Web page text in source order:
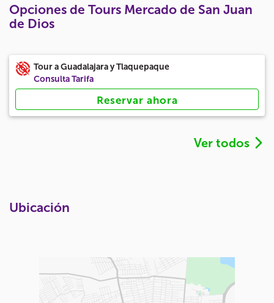
Opciones de Tours Mercado de San Juan
de Dios
Tour a Guadalajara y Tlaquepaque
Consulta Tarifa
Reservar ahora
Ver todos
Ubicación